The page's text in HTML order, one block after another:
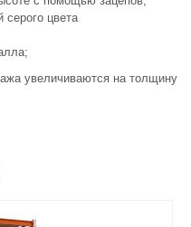
серого цвета
увеличиваются на толщину